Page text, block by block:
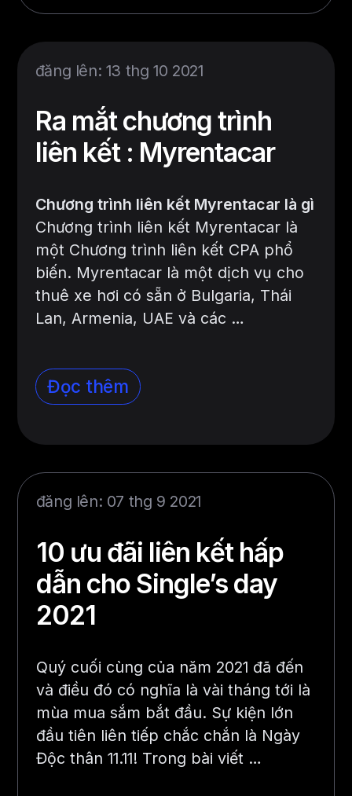
đăng lên: 13 thg 10 2021
Ra mắt chương trình
liên kết : Myrentacar
Chương trình liên kết Myrentacar là gì
Chương trình liên kết Myrentacar là
một Chương trình liên kết CPA phổ
biến. Myrentacar là một dịch vụ cho
thuê xe hơi có sẵn ở Bulgaria, Thái
Lan, Armenia, UAE và các …
Đọc thêm
đăng lên: 07 thg 9 2021
10 ưu đãi liên kết hấp
dẫn cho Single’s day
2021
Quý cuối cùng của năm 2021 đã đến
và điều đó có nghĩa là vài tháng tới là
mùa mua sắm bắt đầu. Sự kiện lớn
đầu tiên liên tiếp chắc chắn là Ngày
Độc thân 11.11! Trong bài viết …